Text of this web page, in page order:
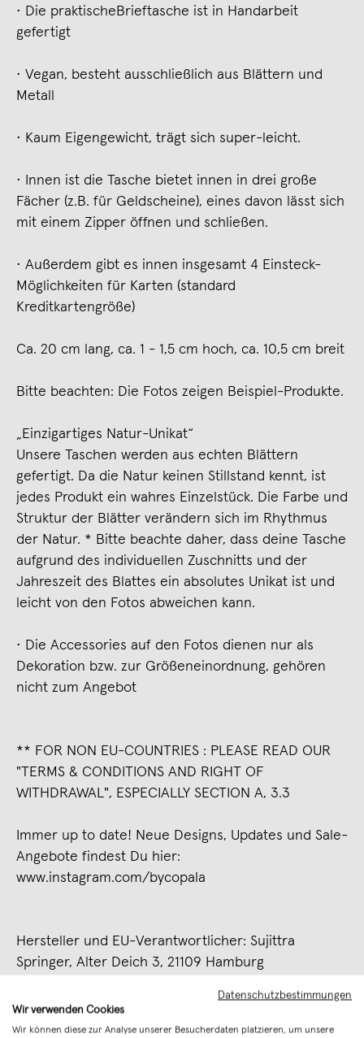
• Die praktischeBrieftasche ist in Handarbeit
gefertigt
• Vegan, besteht ausschließlich aus Blättern und
Metall
• Kaum Eigengewicht, trägt sich super-leicht.
• Innen ist die Tasche bietet innen in drei große
Fächer (z.B. für Geldscheine), eines davon lässt sich
mit einem Zipper öffnen und schließen.
• Außerdem gibt es innen insgesamt 4 Einsteck-
Möglichkeiten für Karten (standard
Kreditkartengröße)
Ca. 20 cm lang, ca. 1 - 1,5 cm hoch, ca. 10,5 cm breit
Bitte beachten: Die Fotos zeigen Beispiel-Produkte.
„Einzigartiges Natur-Unikat“
Unsere Taschen werden aus echten Blättern
gefertigt. Da die Natur keinen Stillstand kennt, ist
jedes Produkt ein wahres Einzelstück. Die Farbe und
Struktur der Blätter verändern sich im Rhythmus
der Natur. * Bitte beachte daher, dass deine Tasche
aufgrund des individuellen Zuschnitts und der
Jahreszeit des Blattes ein absolutes Unikat ist und
leicht von den Fotos abweichen kann.
• Die Accessories auf den Fotos dienen nur als
Dekoration bzw. zur Größeneinordnung, gehören
nicht zum Angebot
** FOR NON EU-COUNTRIES : PLEASE READ OUR
"TERMS & CONDITIONS AND RIGHT OF
WITHDRAWAL", ESPECIALLY SECTION A, 3.3
Immer up to date! Neue Designs, Updates und Sale-
Angebote findest Du hier:
www.instagram.com/bycopala
Hersteller und EU-Verantwortlicher: Sujittra
Springer, Alter Deich 3, 21109 Hamburg
Merken
Datenschutzbestimmungen
Wir verwenden Cookies
Wir können diese zur Analyse unserer Besucherdaten platzieren, um unsere